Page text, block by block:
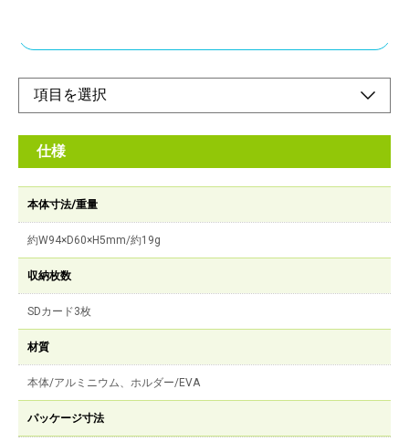
仕様
本体寸法/重量
約W94×D60×H5mm/約19g
収納枚数
SDカード3枚
材質
本体/アルミニウム、ホルダー/EVA
パッケージ寸法